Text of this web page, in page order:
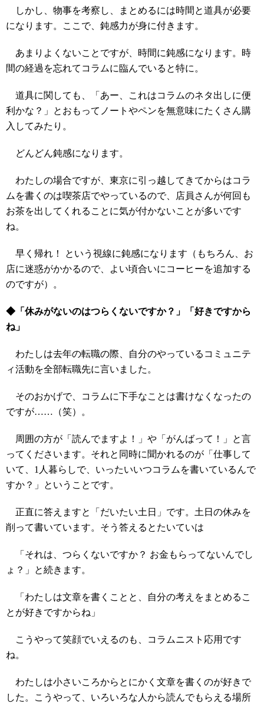
しかし、物事を考察し、まとめるには時間と道具が必要
になります。ここで、鈍感力が身に付きます。
あまりよくないことですが、時間に鈍感になります。時
間の経過を忘れてコラムに臨んでいると特に。
道具に関しても、「あー、これはコラムのネタ出しに便
利かな？」とおもってノートやペンを無意味にたくさん購
入してみたり。
どんどん鈍感になります。
わたしの場合ですが、東京に引っ越してきてからはコラ
ムを書くのは喫茶店でやっているので、店員さんが何回も
お茶を出してくれることに気が付かないことが多いです
ね。
早く帰れ！ という視線に鈍感になります（もちろん、お
店に迷惑がかかるので、よい頃合いにコーヒーを追加する
のですが）。
◆「休みがないのはつらくないですか？」「好きですから
ね」
わたしは去年の転職の際、自分のやっているコミュニテ
ィ活動を全部転職先に言いました。
そのおかげで、コラムに下手なことは書けなくなったの
ですが……（笑）。
周囲の方が「読んでますよ！」や「がんばって！」と言
ってくださいます。それと同時に聞かれるのが「仕事して
いて、1人暮らしで、いったいいつコラムを書いているんで
すか？」ということです。
正直に答えますと「だいたい土日」です。土日の休みを
削って書いています。そう答えるとたいていは
「それは、つらくないですか？ お金もらってないんでし
ょ？」と続きます。
「わたしは文章を書くことと、自分の考えをまとめるこ
とが好きですからね」
こうやって笑顔でいえるのも、コラムニスト応用です
ね。
わたしは小さいころからとにかく文章を書くのが好きで
した。こうやって、いろいろな人から読んでもらえる場所